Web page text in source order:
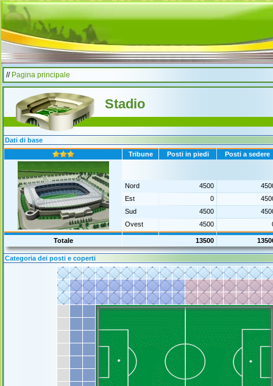
// Pagina principale
Stadio
Dati di base
Tribune
Posti in piedi Posti a sedere
Nord 4500
Est
0
Sud
4500
Ovest
4500
Totale 13500
Categoria dei posti e coperti